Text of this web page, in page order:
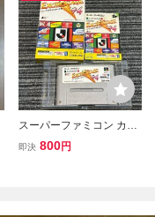
スーパーファミコン カセ
ット ソフト Jリーグ エキ
即決 800円